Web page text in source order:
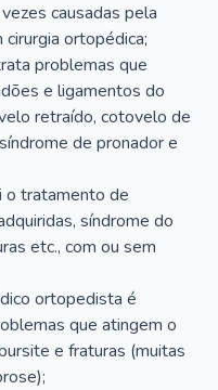
causadas pela
ortopédica;
problemas que
e ligamentos do
retraído, cotovelo de
de pronador e
o tratamento de
síndrome do
etc., com ou sem
ortopedista é
que atingem o
e fraturas (muitas